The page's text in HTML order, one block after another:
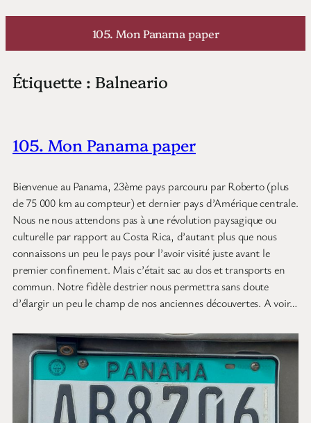
Aller
105. Mon Panama paper
Étiquette : Balneario
105. Mon Panama paper
Bienvenue au Panama, 23ème pays parcouru par Roberto (plus
de 75 000 km au compteur) et dernier pays d’Amérique centrale.
Nous ne nous attendons pas à une révolution paysagique ou
culturelle par rapport au Costa Rica, d’autant plus que nous
connaissons un peu le pays pour l’avoir visité juste avant le
premier confinement. Mais c’était sac au dos et transports en
commun. Notre fidèle destrier nous permettra sans doute
d’élargir un peu le champ de nos anciennes découvertes. A voir…